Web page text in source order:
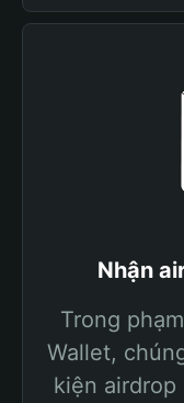
Nhận
Trong
Wallet,
kiện airdrop